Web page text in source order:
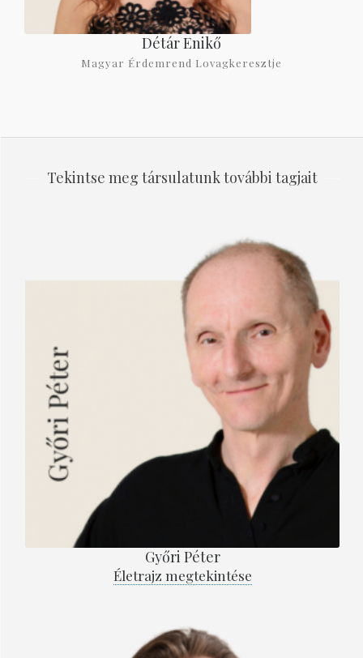
Détár Enikő
Magyar Érdemrend Lovagkeresztje
Tekintse meg társulatunk további tagjait
Győri Péter
Életrajz megtekintése